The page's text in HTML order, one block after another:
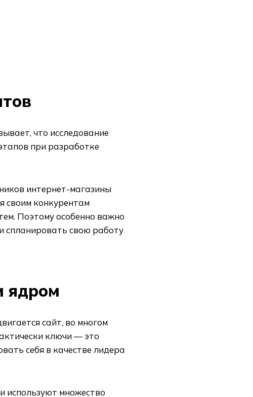
что исследование
при разработке
интернет-магазины
своим конкурентам
Поэтому особенно важно
спланировать свою работу
ядром
сайт, во многом
ключи — это
себя в качестве лидера
используют множество